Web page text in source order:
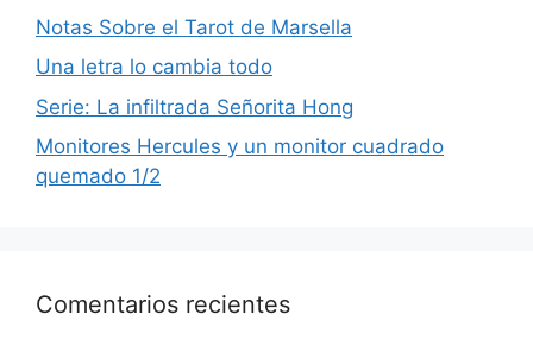
Notas Sobre el Tarot de Marsella
Una letra lo cambia todo
Serie: La infiltrada Señorita Hong
Monitores Hercules y un monitor cuadrado
quemado 1/2
Comentarios recientes